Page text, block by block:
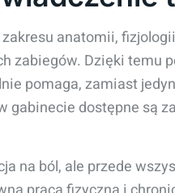
anatomii,
zabiegów. Dzięki temu
pomaga, zamiast
gabinecie dostępne są
na ból, ale przede